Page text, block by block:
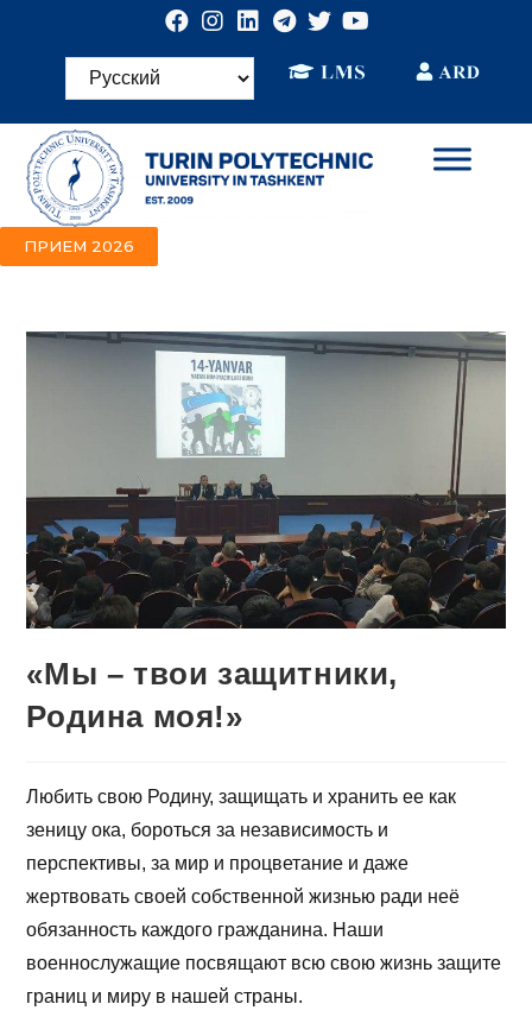
ПРИЕМ 2026
«Мы – твои защитники,
Родина моя!»
Любить свою Родину, защищать и хранить ее как
зеницу ока, бороться за независимость и
перспективы, за мир и процветание и даже
жертвовать своей собственной жизнью ради неё
обязанность каждого гражданина. Наши
военнослужащие посвящают всю свою жизнь защите
границ и миру в нашей страны.